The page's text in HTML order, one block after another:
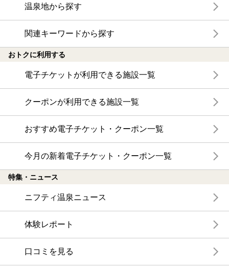
温泉地から探す
関連キーワードから探す
おトクに利用する
電子チケットが利用できる施設一覧
クーポンが利用できる施設一覧
おすすめ電子チケット・クーポン一覧
今月の新着電子チケット・クーポン一覧
特集・ニュース
ニフティ温泉ニュース
体験レポート
口コミを見る